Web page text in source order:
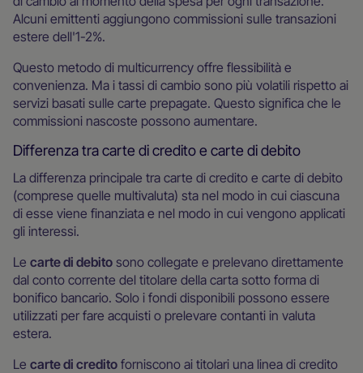
Alcuni emittenti aggiungono commissioni sulle transazioni
estere dell'1-2%.
Questo metodo di multicurrency offre flessibilità e
convenienza. Ma i tassi di cambio sono più volatili rispetto ai
servizi basati sulle carte prepagate. Questo significa che le
commissioni nascoste possono aumentare.
Differenza tra carte di credito e carte di debito
La differenza principale tra carte di credito e carte di debito
(comprese quelle multivaluta) sta nel modo in cui ciascuna
di esse viene finanziata e nel modo in cui vengono applicati
gli interessi.
Le carte di debito sono collegate e prelevano direttamente
dal conto corrente del titolare della carta sotto forma di
bonifico bancario. Solo i fondi disponibili possono essere
utilizzati per fare acquisti o prelevare contanti in valuta
estera.
Le carte di credito forniscono ai titolari una linea di credito